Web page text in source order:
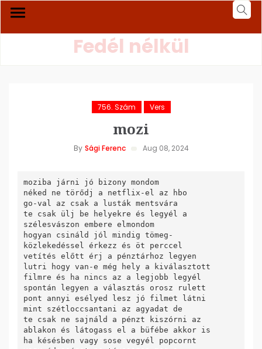
Fedél nélkül
756. Szám Vers
mozi
By Sági Ferenc Aug 08, 2024
moziba járni jó bizony mondom
néked ne törődj a netflix-el az hbo
go-val az csak a lusták mentsvára
te csak ülj be helyekre és legyél a
szélesvászon embere elmondom
hogyan csináld jól mindig tömeg-
közlekedéssel érkezz és öt perccel
vetítés előtt érj a pénztárhoz legyen
lutri hogy van-e még hely a kiválasztott
filmre és ha nincs az a legjobb legyél
spontán legyen a választás orosz rulett
pont annyi esélyed lesz jó filmet látni
mint szétloccsantani az agyadat de
te csak ne sajnáld a pénzt kiszórni az
ablakon és látogass el a büfébe akkor is
ha késésben vagy sose vegyél popcornt